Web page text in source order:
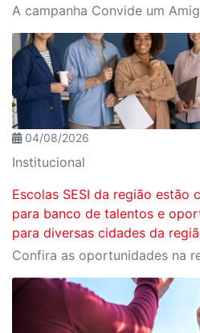
04/08/2026
Institucional
Escolas SESI da região estão
para banco de talentos e
para diversas cidades da
Confira as oportunidades na